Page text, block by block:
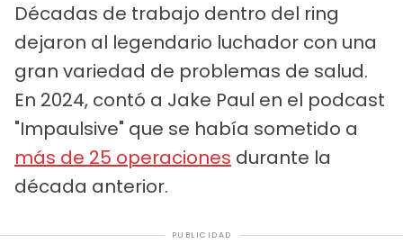
Décadas de trabajo dentro del ring
dejaron al legendario luchador con una
gran variedad de problemas de salud.
En 2024, contó a Jake Paul en el podcast
"Impaulsive" que se había sometido a
más de 25 operaciones durante la
década anterior.
PUBLICIDAD